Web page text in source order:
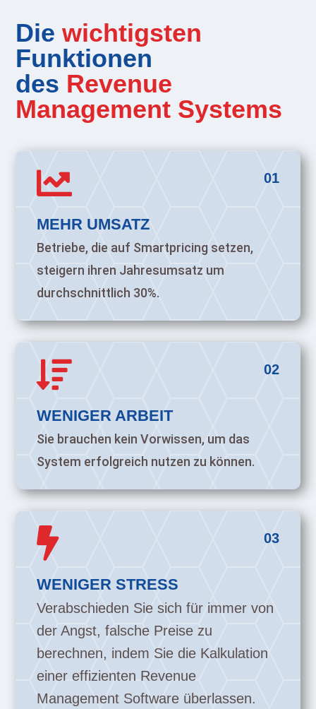
Diewichtigsten
Funktionen
des Revenue
Management Systems
01

MEHR UMSATZ
Betriebe, die auf Smartpricing setzen,
steigern ihren Jahresumsatz um
durchschnittlich 30%.
02

WENIGER ARBEIT
Sie brauchen kein Vorwissen, um das
System erfolgreich nutzen zu können.
03

WENIGER STRESS
Verabschieden Sie sich für immer von
der Angst, falsche Preise zu
berechnen, indem Sie die Kalkulation
einer effizienten Revenue
Management Software überlassen.